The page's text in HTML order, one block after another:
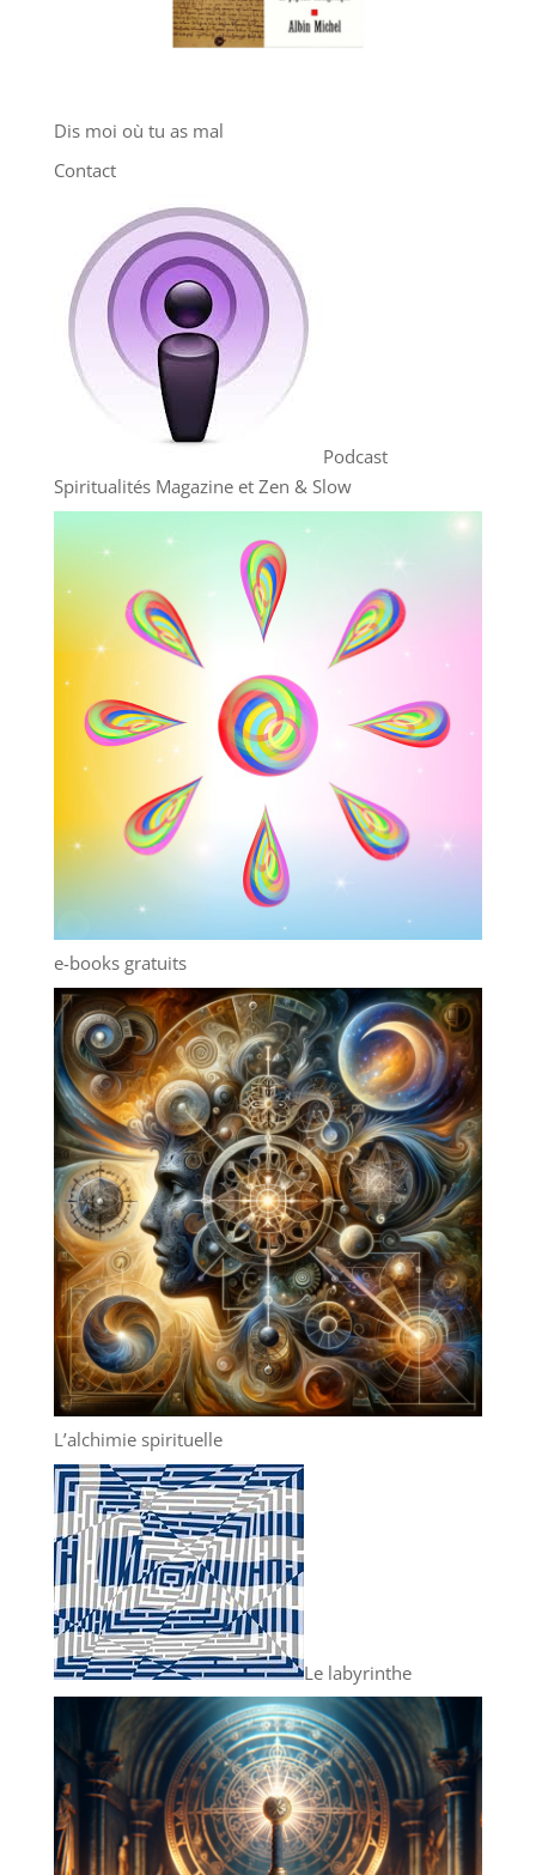
Dis moi où tu as mal
Contact
Podcast
Spiritualités Magazine et Zen & Slow
e-books gratuits
L’alchimie spirituelle
Le labyrinthe